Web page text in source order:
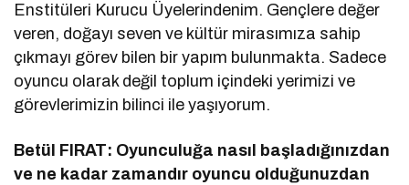
Enstitüleri Kurucu Üyelerindenim. Gençlere değer
veren, doğayı seven ve kültür mirasımıza sahip
çıkmayı görev bilen bir yapım bulunmakta. Sadece
oyuncu olarak değil toplum içindeki yerimizi ve
görevlerimizin bilinci ile yaşıyorum.
Betül FIRAT: Oyunculuğa nasıl başladığınızdan
ve ne kadar zamandır oyuncu olduğunuzdan